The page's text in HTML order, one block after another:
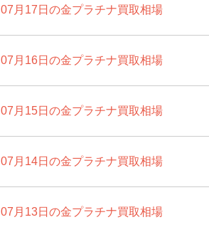
07月17日の金プラチナ買取相場
07月16日の金プラチナ買取相場
07月15日の金プラチナ買取相場
07月14日の金プラチナ買取相場
07月13日の金プラチナ買取相場